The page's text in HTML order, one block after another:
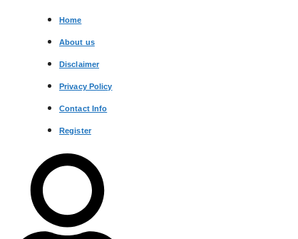
Home
About us
Disclaimer
Privacy Policy
Contact Info
Register